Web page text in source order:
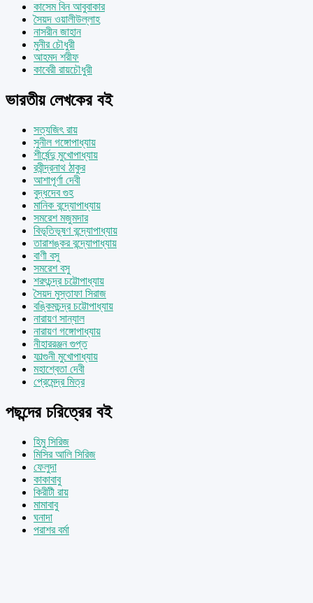
কাসেম বিন আবুবাকার
সৈয়দ ওয়ালীউল্লাহ
নাসরীন জাহান
মুনীর চৌধুরী
আহমদ শরীফ
কাবেরী রায়চৌধুরী
ভারতীয় লেখকের বই
সত্যজিৎ রায়
সুনীল গঙ্গোপাধ্যায়
শীর্ষেন্দু মুখোপাধ্যায়
রবীন্দ্রনাথ ঠাকুর
আশাপূর্ণা দেবী
বুদ্ধদেব গুহ
মানিক বন্দ্যোপাধ্যায়
সমরেশ মজুমদার
বিভূতিভূষণ বন্দ্যোপাধ্যায়
তারাশঙ্কর বন্দ্যোপাধ্যায়
বাণী বসু
সমরেশ বসু
শরৎচন্দ্র চট্টোপাধ্যায়
সৈয়দ মুস্তাফা সিরাজ
বঙ্কিমচন্দ্র চট্টোপাধ্যায়
নারায়ণ সান্যাল
নারায়ণ গঙ্গোপাধ্যায়
নীহাররঞ্জন গুপ্ত
ফাল্গুনী মুখোপাধ্যায়
মহাশ্বেতা দেবী
প্রেমেন্দ্র মিত্র
পছন্দের চরিত্রের বই
হিমু সিরিজ
মিসির আলি সিরিজ
ফেলুদা
কাকাবাবু
কিরীটী রায়
মামাবাবু
ঘনাদা
পরাশর বর্মা